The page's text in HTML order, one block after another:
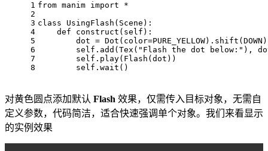
1
2
3
4
5
6
7
8
from manim import *
class
UsingFlash ( Scene ):
def
construct ( self ):
        dot = Dot(color=PURE_YELLOW).shift(DOWN)
self .add(Tex( "Flash the dot below:" ),
self .play(Flash(dot))
self .wait()
对黄色圆点添加默认 Flash 效果，仅需传入目标对象，无需自
定义参数，代码简洁，适合快速强调单个对象。我们来看显示
的实例效果